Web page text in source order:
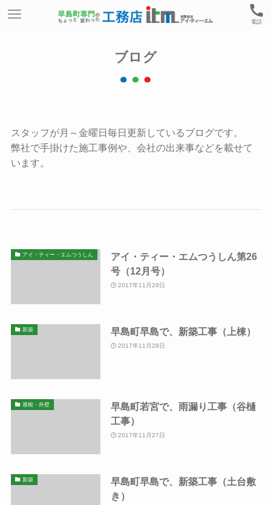
電話
ブログ
スタッフが月～金曜日毎日更新しているブログです。
弊社で手掛けた施工事例や、会社の出来事などを載せて
います。
アイ・ティー・エムつうしん
アイ・ティー・エムつうしん第26
号（12月号）
2017年11月29日
新築 早島町早島で、新築工事（上棟）
2017年11月28日
屋根・外壁
早島町若宮で、雨漏り工事（谷樋
工事）
2017年11月27日
新築
早島町早島で、新築工事（土台敷
き）